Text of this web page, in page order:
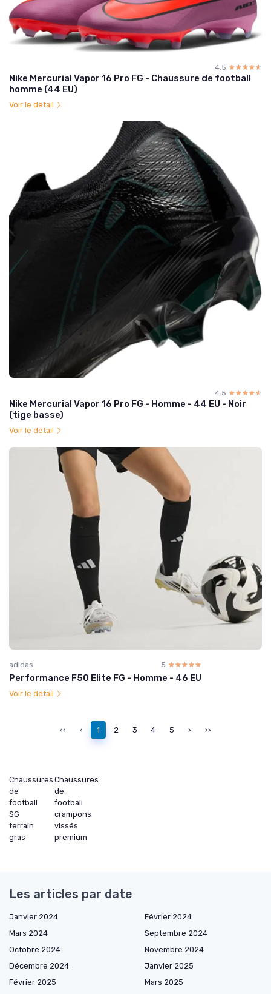
4.5 ☆☆☆☆☆
★★★★★
Nike Mercurial Vapor 16 Pro FG - Chaussure de football
homme (44 EU)
Voir le détail
4.5 ☆☆☆☆☆
★★★★★
Nike Mercurial Vapor 16 Pro FG - Homme - 44 EU - Noir
(tige basse)
Voir le détail
adidas 5 ☆☆☆☆☆
★★★★★
Performance F50 Elite FG - Homme - 46 EU
Voir le détail
‹‹ ‹ 1 2 3 4 5 › ››
Chaussures
de
football
SG
terrain
gras
Chaussures
de
football
crampons
vissés
premium
Les articles par date
Janvier 2024
Février 2024
Mars 2024
Septembre 2024
Octobre 2024
Novembre 2024
Décembre 2024
Janvier 2025
Février 2025
Mars 2025